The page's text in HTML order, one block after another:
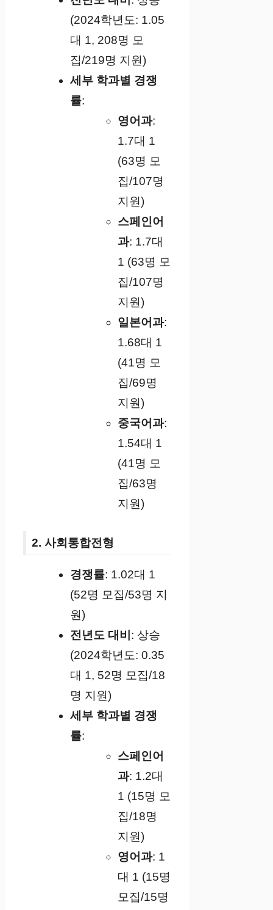
(2024학년도: 1.05
대 1, 208명 모
집/219명 지원)
세부 학과별 경쟁
률:
영어과:
1.7대 1
(63명 모
집/107명
지원)
스페인어
과: 1.7대
1 (63명 모
집/107명
지원)
일본어과:
1.68대 1
(41명 모
집/69명
지원)
중국어과:
1.54대 1
(41명 모
집/63명
지원)
2. 사회통합전형
경쟁률: 1.02대 1
(52명 모집/53명 지
원)
전년도 대비 : 상승
(2024학년도: 0.35
대 1, 52명 모집/18
명 지원)
세부 학과별 경쟁
률:
스페인어
과: 1.2대
1 (15명 모
집/18명
지원)
영어과: 1
대 1 (15명
모집/15명